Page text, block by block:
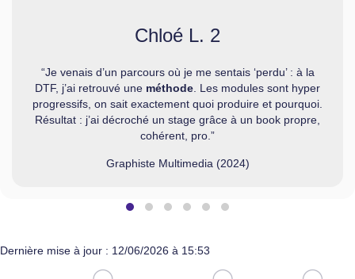
Chloé L. 2
“Je venais d’un parcours où je me sentais ‘perdu’ : à la
DTF, j’ai retrouvé une méthode . Les modules sont hyper
progressifs, on sait exactement quoi produire et pourquoi.
Résultat : j’ai décroché un stage grâce à un book propre,
cohérent, pro.”
Graphiste Multimedia (2024)
Dernière mise à jour : 12/06/2026 à 15:53